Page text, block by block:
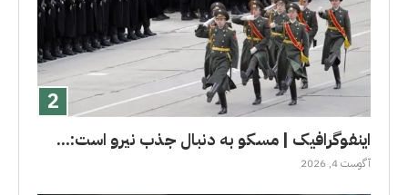
اینفوگرافیک | مسکو به دنبال جذب نیرو است:...
آگوست 4, 2026